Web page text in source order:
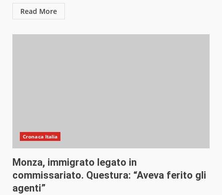
Read More
Cronaca Italia
Monza, immigrato legato in
commissariato. Questura: “Aveva ferito gli
agenti”